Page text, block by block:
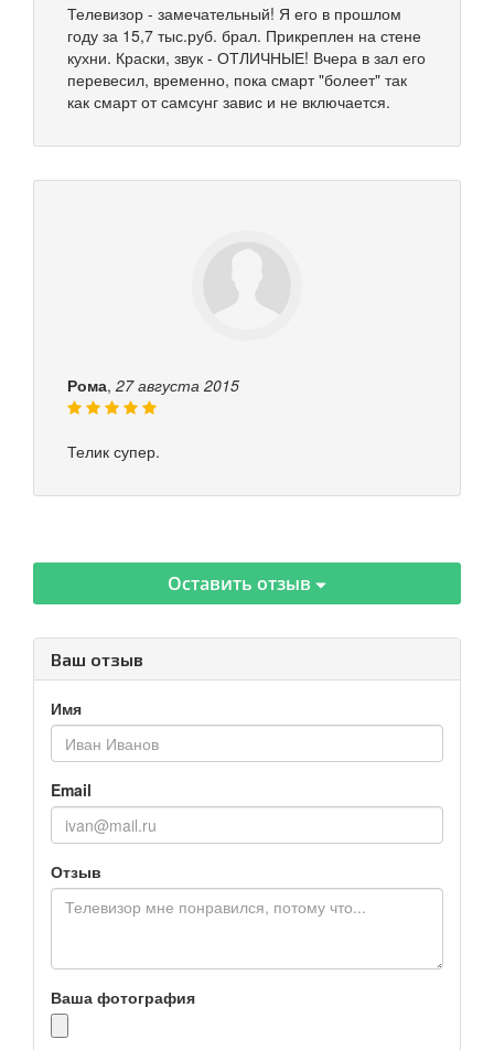
Телевизор - замечательный! Я его в прошлом
году за 15,7 тыс.руб. брал. Прикреплен на стене
кухни. Краски, звук - ОТЛИЧНЫЕ! Вчера в зал его
перевесил, временно, пока смарт "болеет" так
как смарт от самсунг завис и не включается.
Рома, 27 августа 2015
Телик супер.
Оставить отзыв
Ваш отзыв
Имя
Email
Отзыв
Ваша фотография